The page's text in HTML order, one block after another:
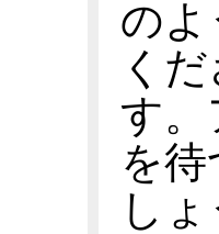
のよ
く
す。
を
しょ